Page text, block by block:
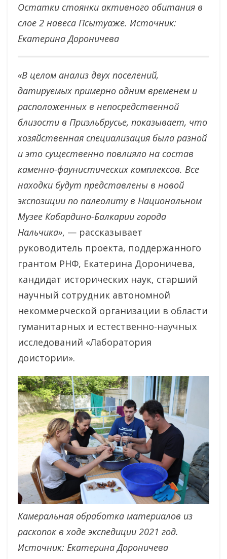
Остатки стоянки активного обитания в
слое 2 навеса Псытуаже. Источник:
Екатерина Дороничева
«В целом анализ двух поселений,
датируемых примерно одним временем и
расположенных в непосредственной
близости в Приэльбрусье, показывает, что
хозяйственная специализация была разной
и это существенно повлияло на состав
каменно-фаунистических комплексов. Все
находки будут представлены в новой
экспозиции по палеолиту в Национальном
Музее Кабардино-Балкарии города
Нальчика», — рассказывает
руководитель проекта, поддержанного
грантом РНФ, Екатерина Дороничева,
кандидат исторических наук, старший
научный сотрудник автономной
некоммерческой организации в области
гуманитарных и естественно-научных
исследований «Лаборатория
доистории».
Камеральная обработка материалов из
раскопок в ходе экспедиции 2021 год.
Источник: Екатерина Дороничева